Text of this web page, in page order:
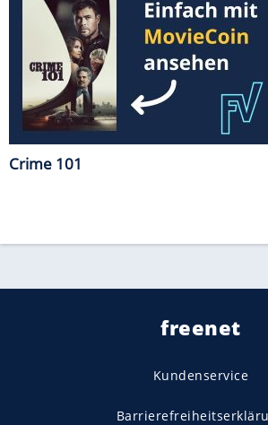
Crime 101
freenet
Kundenservice